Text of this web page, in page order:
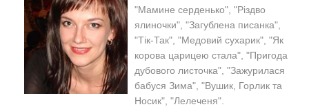
"Мамине серденько", "Різдво
ялиночки", "Загублена писанка",
"Тік-Так", "Медовий сухарик", "Як
корова царицею стала", "Пригода
дубового листочка", "Зажурилася
бабуся Зима", "Вушик, Горлик та
Носик", "Лелеченя".